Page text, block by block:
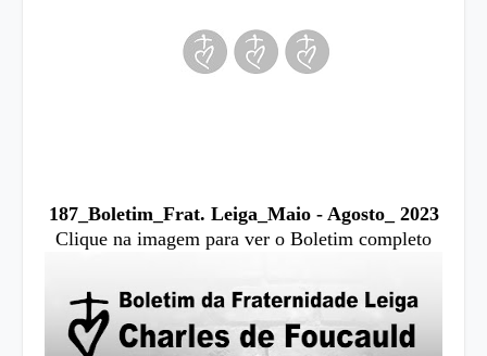
187_Boletim_Frat. Leiga_Maio - Agosto_ 2023
Clique na imagem para ver o Boletim completo